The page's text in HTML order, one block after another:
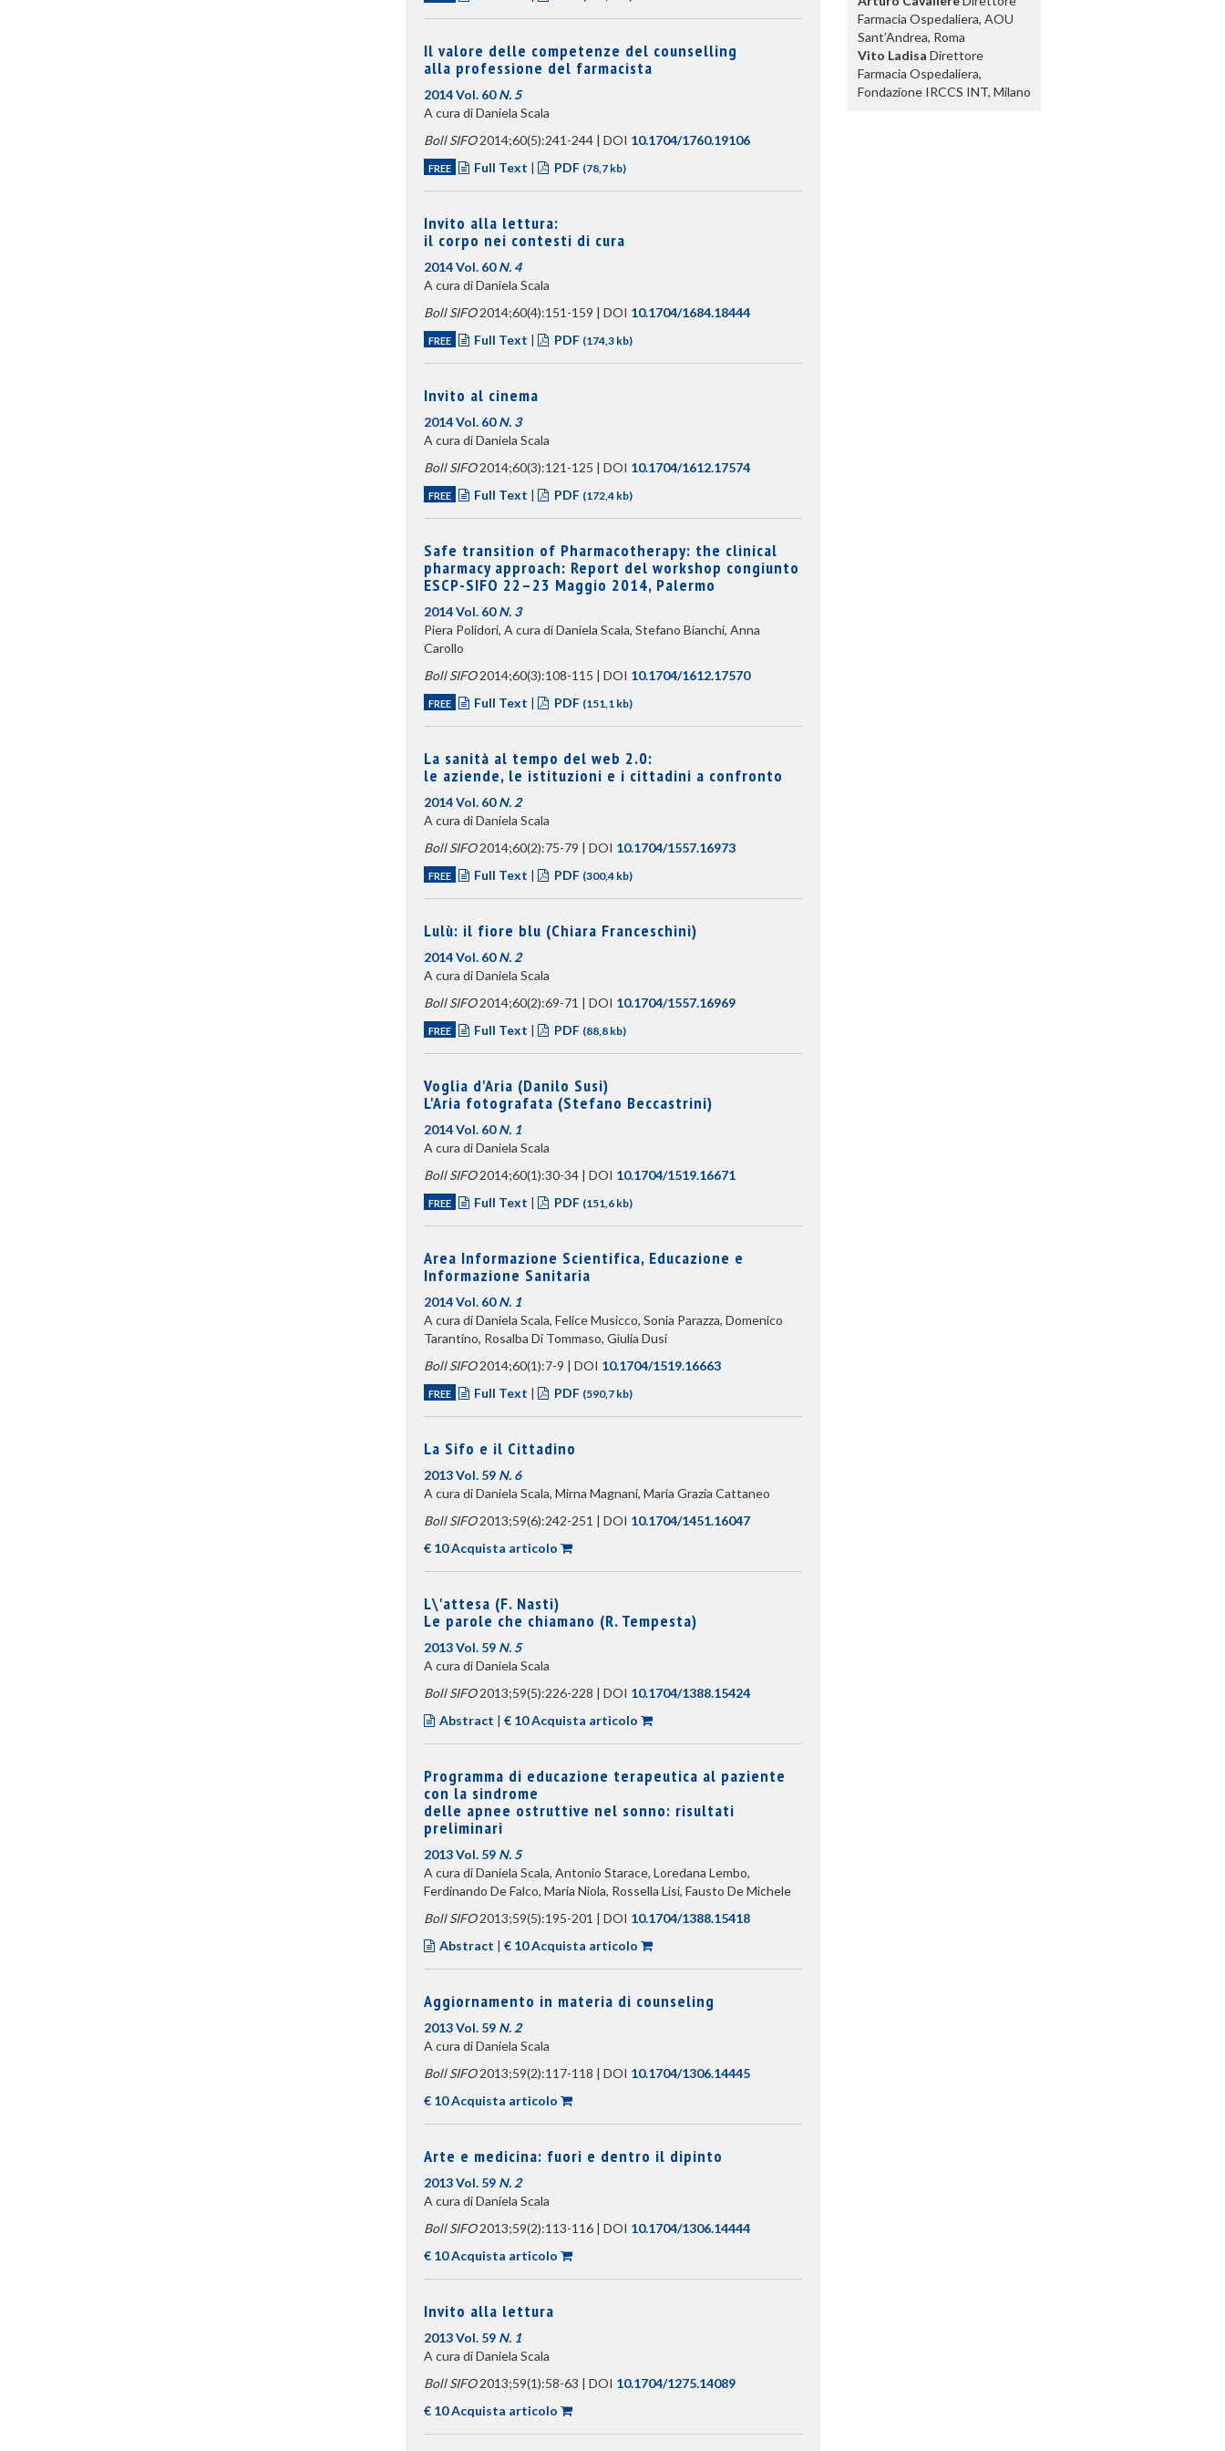
Il valore delle competenze del counselling
alla professione del farmacista
2014 Vol. 60N. 5
A cura di Daniela Scala
Boll SIFO2014;60(5):241-244 | DOI 10.1704/1760.19106
FREE Full Text | PDF (78,7 kb)
Invito alla lettura:
il corpo nei contesti di cura
2014 Vol. 60N. 4
A cura di Daniela Scala
Boll SIFO2014;60(4):151-159 | DOI 10.1704/1684.18444
FREE Full Text | PDF (174,3 kb)
Invito al cinema
2014 Vol. 60N. 3
A cura di Daniela Scala
Boll SIFO2014;60(3):121-125 | DOI 10.1704/1612.17574
FREE Full Text | PDF (172,4 kb)
Safe transition of Pharmacotherapy: the clinical
pharmacy approach: Report del workshop congiunto
ESCP-SIFO 22–23 Maggio 2014, Palermo
2014 Vol. 60N. 3
Piera Polidori, A cura di Daniela Scala, Stefano Bianchi, Anna
Carollo
Boll SIFO2014;60(3):108-115 | DOI 10.1704/1612.17570
FREE Full Text | PDF (151,1 kb)
La sanità al tempo del web 2.0:
le aziende, le istituzioni e i cittadini a confronto
2014 Vol. 60N. 2
A cura di Daniela Scala
Boll SIFO2014;60(2):75-79 | DOI 10.1704/1557.16973
FREE Full Text | PDF (300,4 kb)
Lulù: il fiore blu (Chiara Franceschini)
2014 Vol. 60N. 2
A cura di Daniela Scala
Boll SIFO2014;60(2):69-71 | DOI 10.1704/1557.16969
FREE Full Text | PDF (88,8 kb)
Voglia d'Aria (Danilo Susi)
L'Aria fotografata (Stefano Beccastrini)
2014 Vol. 60N. 1
A cura di Daniela Scala
Boll SIFO2014;60(1):30-34 | DOI 10.1704/1519.16671
FREE Full Text | PDF (151,6 kb)
Area Informazione Scientifica, Educazione e
Informazione Sanitaria
2014 Vol. 60N. 1
A cura di Daniela Scala, Felice Musicco, Sonia Parazza, Domenico
Tarantino, Rosalba Di Tommaso, Giulia Dusi
Boll SIFO2014;60(1):7-9 | DOI 10.1704/1519.16663
FREE Full Text | PDF (590,7 kb)
La Sifo e il Cittadino
2013 Vol. 59 N. 6
A cura di Daniela Scala, Mirna Magnani, Maria Grazia Cattaneo
Boll SIFO2013;59(6):242-251 | DOI 10.1704/1451.16047
€ 10 Acquista articolo
L\'attesa (F. Nasti)
Le parole che chiamano (R. Tempesta)
2013 Vol. 59 N. 5
A cura di Daniela Scala
Boll SIFO2013;59(5):226-228 | DOI 10.1704/1388.15424
Abstract | € 10 Acquista articolo
Programma di educazione terapeutica al paziente
con la sindrome
delle apnee ostruttive nel sonno: risultati
preliminari
2013 Vol. 59 N. 5
A cura di Daniela Scala, Antonio Starace, Loredana Lembo,
Ferdinando De Falco, Maria Niola, Rossella Lisi, Fausto De Michele
Boll SIFO2013;59(5):195-201 | DOI 10.1704/1388.15418
Abstract | € 10 Acquista articolo
Aggiornamento in materia di counseling
2013 Vol. 59 N. 2
A cura di Daniela Scala
Boll SIFO2013;59(2):117-118 | DOI 10.1704/1306.14445
€ 10 Acquista articolo
Arte e medicina: fuori e dentro il dipinto
2013 Vol. 59 N. 2
A cura di Daniela Scala
Boll SIFO2013;59(2):113-116 | DOI 10.1704/1306.14444
€ 10 Acquista articolo
Invito alla lettura
2013 Vol. 59 N. 1
A cura di Daniela Scala
Boll SIFO2013;59(1):58-63 | DOI 10.1704/1275.14089
€ 10 Acquista articolo
Farmacia Ospedaliera, AOU
Sant’Andrea, Roma
Vito Ladisa Direttore
Farmacia Ospedaliera,
Fondazione IRCCS INT, Milano